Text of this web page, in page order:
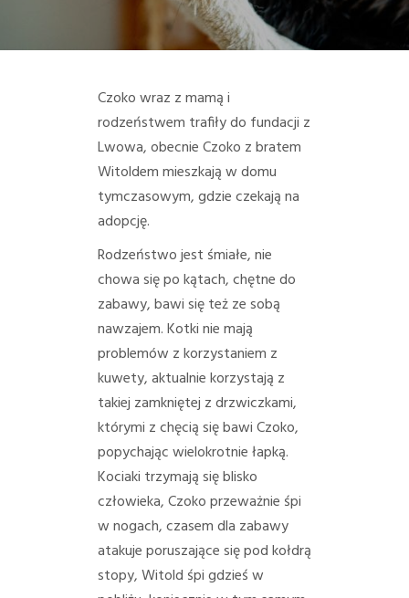
PRZYJACIELE
PORADY/PRAWO
Czoko wraz z mamą i
rodzeństwem trafiły do fundacji z
Lwowa, obecnie Czoko z bratem
Witoldem mieszkają w domu
tymczasowym, gdzie czekają na
adopcję.
Rodzeństwo jest śmiałe, nie
chowa się po kątach, chętne do
zabawy, bawi się też ze sobą
nawzajem. Kotki nie mają
problemów z korzystaniem z
kuwety, aktualnie korzystają z
takiej zamkniętej z drzwiczkami,
którymi z chęcią się bawi Czoko,
popychając wielokrotnie łapką.
Kociaki trzymają się blisko
człowieka, Czoko przeważnie śpi
w nogach, czasem dla zabawy
atakuje poruszające się pod kołdrą
stopy, Witold śpi gdzieś w